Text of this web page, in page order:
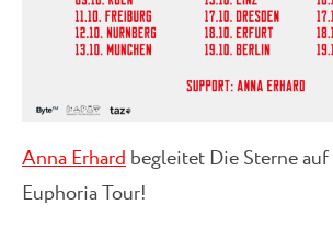
Anna Erhardbegleitet Die Sterne
Euphoria Tour!